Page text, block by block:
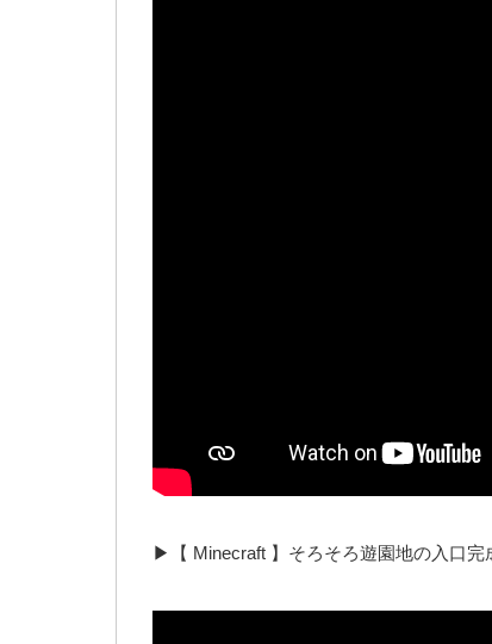
▶【 Minecraft 】そろそろ遊園地の入口完